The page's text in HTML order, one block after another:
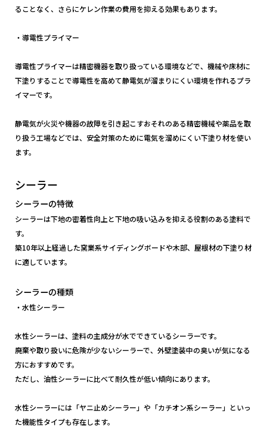
ることなく、さらにケレン作業の費用を抑える効果もあります。
・導電性プライマー
導電性プライマーは精密機器を取り扱っている環境などで、機械や床材に
下塗りすることで導電性を高めて静電気が溜まりにくい環境を作れるプラ
イマーです。
静電気が火災や機器の故障を引き起こすおそれのある精密機械や薬品を取
り扱う工場などでは、安全対策のために電気を溜めにくい下塗り材を使い
ます。
シーラー
シーラーの特徴
シーラーは下地の密着性向上と下地の吸い込みを抑える役割のある塗料で
す。
築10年以上経過した窯業系サイディングボードや木部、屋根材の下塗り材
に適しています。
シーラーの種類
・水性シーラー
水性シーラーは、塗料の主成分が水でできているシーラーです。
廃棄や取り扱いに危険が少ないシーラーで、外壁塗装中の臭いが気になる
方におすすめです。
ただし、油性シーラーに比べて耐久性が低い傾向にあります。
水性シーラーには「ヤニ止めシーラー」や「カチオン系シーラー」といっ
た機能性タイプも存在します。